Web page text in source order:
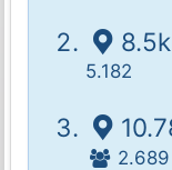
5.182
2.689